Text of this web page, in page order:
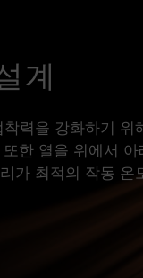
계
력을 강화하기
한 열을 위에서
가 최적의 작동 온